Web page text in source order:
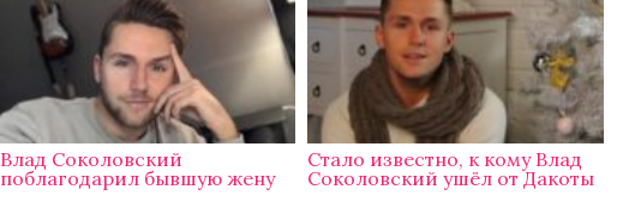
Влад Соколовский
поблагодарил бывшую жену
Стало известно, к кому Влад
Соколовский ушёл от Дакоты